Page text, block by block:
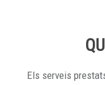
Els serveis